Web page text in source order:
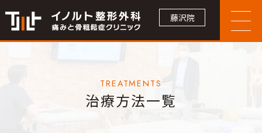
藤沢院
TREATMENTS
治療方法一覧